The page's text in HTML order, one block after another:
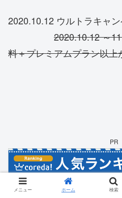
2020.10.12 ウルトラキャ
2020.10.12 ～
料＋プレミアムプラン以上
PR
メニュー ホーム 検索